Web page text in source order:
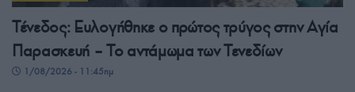
Τένεδος: Ευλογήθηκε ο πρώτος τρύγος στην Αγία
Παρασκευή – Το αντάμωμα των Τενεδίων
1/08/2026 - 11:45πμ